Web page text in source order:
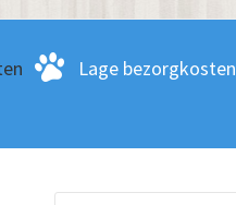
Lage bezorgkosten